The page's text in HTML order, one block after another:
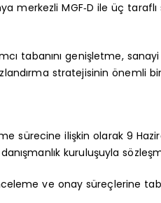
merkezli MGF‑D ile üç
tabanını genişletme,
stratejisinin önemli
sürecine ilişkin olarak 9
kuruluşuyla
ve onay süreçlerine